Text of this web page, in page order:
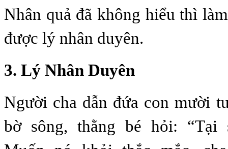
Nhân quả đã không hiểu thì
được lý nhân duyên.
3. Lý Nhân Duyên
Người cha dẫn đứa con mười
bờ sông, thằng bé hỏi: “Tại